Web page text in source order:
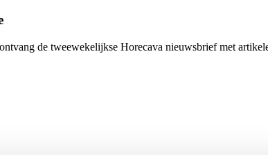
de tweewekelijkse Horecava nieuwsbrief met